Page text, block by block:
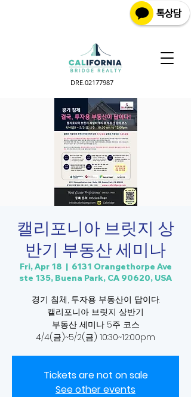
DRE.02177987
캘리포니아 브릿지 상
반기 부동산 세미나
Fri, Apr 18
  |
6131 Orangethorpe Ave
ste 135, Buena Park, CA 90620, USA
경기 침체, 투자용 부동산이 답이다.
캘리포니아 브릿지 상반기
부동산 세미나 5주 코스
4/4(금)~5/2(금) 10:30~12:00pm
Tickets are not on sale
See other events